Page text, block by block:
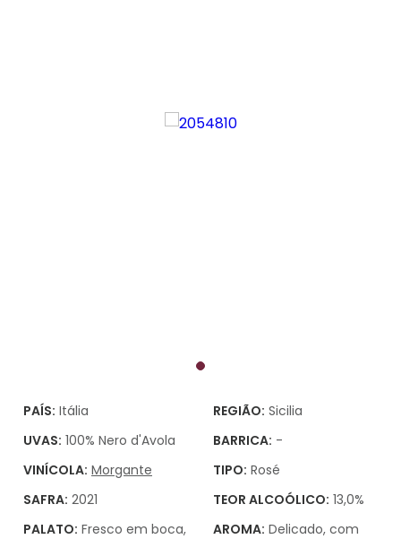
VINÍCOLA: Morgante
PAÍS: Itália
SAFRA: 2021 TEOR ALCOÓLICO: 13,0%
BARRICA: -
AROMA: Delicado, com
PALATO: Fresco em boca,
UVAS: 100% Nero d'Avola
TIPO: Rosé
REGIÃO: Sicilia